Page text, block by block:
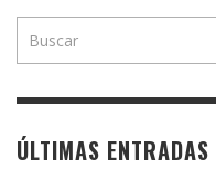
ÚLTIMAS ENTRADAS